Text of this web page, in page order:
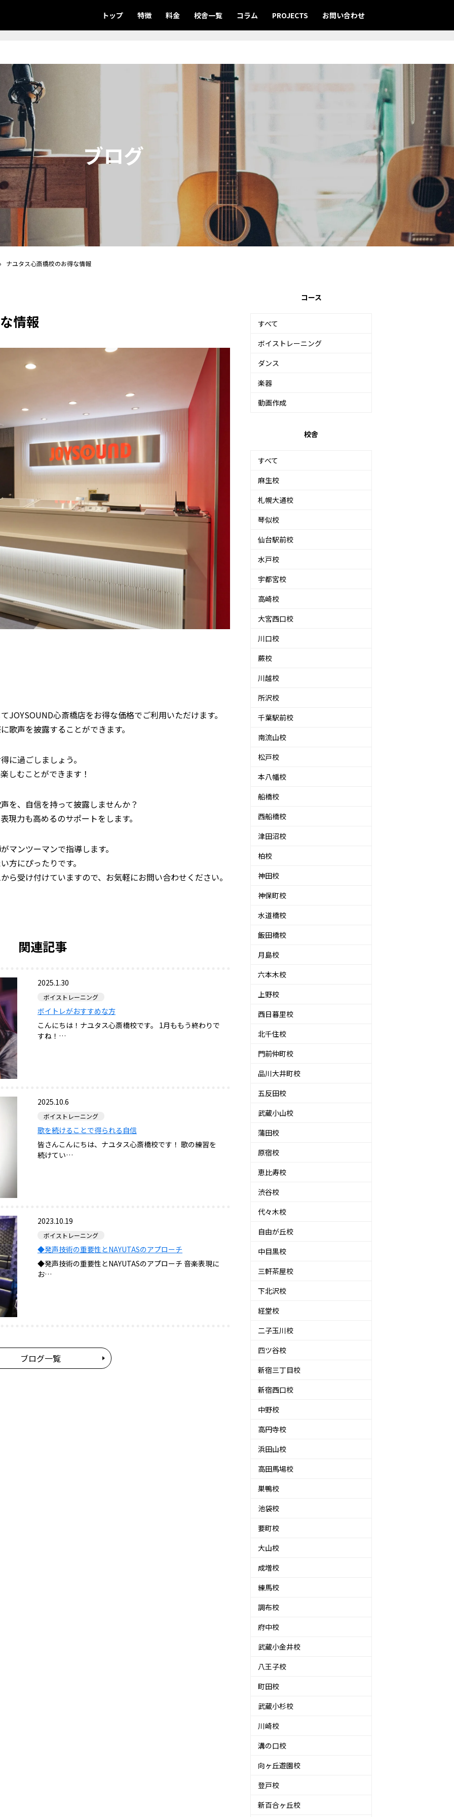
トップ 特徴 料金 校舎一覧 コラム PROJECTS お問い合わせ
ブログ
ナユタス心斎橋校のお得な情報
情報
JOYSOUND心斎橋店をお得な価格でご利用いただけます。
歌声を披露することができます。
に過ごしましょう。
しむことができます！
を、自信を持って披露しませんか？
現力も高めるのサポートをします。
マンツーマンで指導します。
方にぴったりです。
ら受け付けていますので、お気軽にお問い合わせください。
関連記事
2025.1.30
ボイストレーニング
ボイトレがおすすめな方
こんにちは！ナユタス心斎橋校です。 1月ももう終わりで
すね！…
2025.10.6
ボイストレーニング
歌を続けることで得られる自信
皆さんこんにちは、ナユタス心斎橋校です！ 歌の練習を
続けてい…
2023.10.19
ボイストレーニング
◆発声技術の重要性とNAYUTASのアプローチ
◆発声技術の重要性とNAYUTASのアプローチ 音楽表現に
お…
ブログ一覧
コース
すべて
ボイストレーニング
ダンス
楽器
動画作成
校舎
すべて
麻生校
札幌大通校
琴似校
仙台駅前校
水戸校
宇都宮校
高崎校
大宮西口校
川口校
蕨校
川越校
所沢校
千葉駅前校
南流山校
松戸校
本八幡校
船橋校
西船橋校
津田沼校
柏校
神田校
神保町校
水道橋校
飯田橋校
月島校
六本木校
上野校
西日暮里校
北千住校
門前仲町校
品川大井町校
五反田校
武蔵小山校
蒲田校
原宿校
恵比寿校
渋谷校
代々木校
自由が丘校
中目黒校
三軒茶屋校
下北沢校
経堂校
二子玉川校
四ツ谷校
新宿三丁目校
新宿西口校
中野校
高円寺校
浜田山校
高田馬場校
巣鴨校
池袋校
要町校
大山校
成増校
練馬校
調布校
府中校
武蔵小金井校
八王子校
町田校
武蔵小杉校
川崎校
溝の口校
向ヶ丘遊園校
登戸校
新百合ヶ丘校